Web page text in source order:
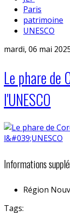
Paris
patrimoine
UNESCO
mardi, 06 mai
Le phare de
l'UNESCO
Informations
Région
Tags: